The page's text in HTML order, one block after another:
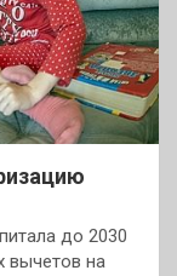
до 2030
вычетов на